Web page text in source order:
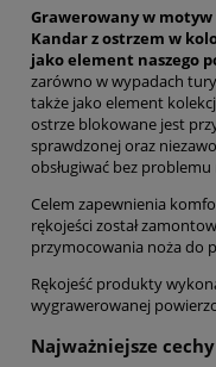
Grawerowany w
Kandar z ostrzem w
jako element naszego
zarówno w wypadach
także jako element
ostrze blokowane jest
sprawdzonej oraz
obsługiwać bez
Celem zapewnienia
rękojeści został
przymocowania noża do
Rękojeść produkty
wygrawerowanej
Najważniejsze